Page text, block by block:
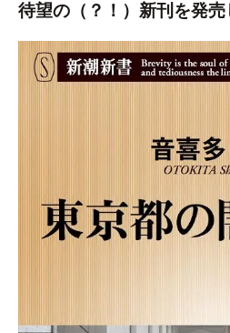
待望の（？！）新刊を発売